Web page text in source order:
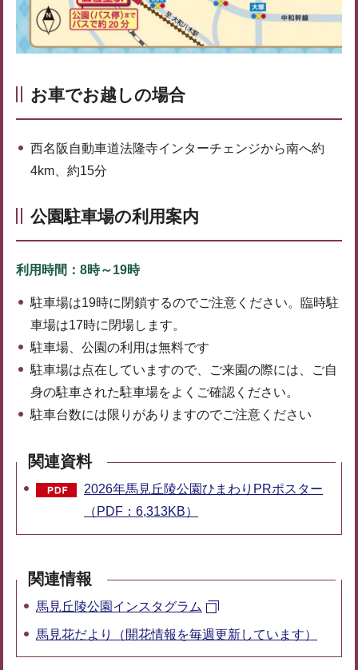
お車でお越しの場合
西名阪自動車道法隆寺インターチェンジから南へ約
4km、約15分
公園駐車場の利用案内
利用時間：8時～19時
駐車場は19時に閉鎖するのでご注意ください。臨時駐
車場は17時に閉場します。
駐車場、公園の利用は無料です
駐車場は点在していますので、ご来園の際には、ご自
身の駐車された駐車場をよくご確認ください。
駐車台数には限りがありますのでご注意ください
関連資料
2026年馬見丘陵公園ひまわりPRポスター
（PDF：6,313KB）
関連情報
馬見丘陵公園インスタグラム
馬見花だより（開花情報を毎週更新しています）